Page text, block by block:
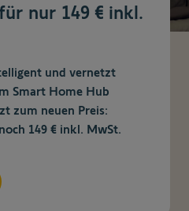
nur 149 € inkl.
und vernetzt
Smart Home Hub
zum neuen Preis:
149 € inkl. MwSt.